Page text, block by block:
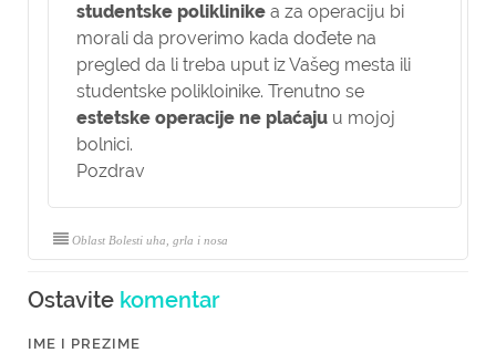
studentske poliklinike a za operaciju bi
morali da proverimo kada dođete na
pregled da li treba uput iz Vašeg mesta ili
studentske polikloinike. Trenutno se
estetske operacije ne plaćaju u mojoj
bolnici.
Pozdrav
Oblast Bolesti uha, grla i nosa
Ostavite komentar
IME I PREZIME